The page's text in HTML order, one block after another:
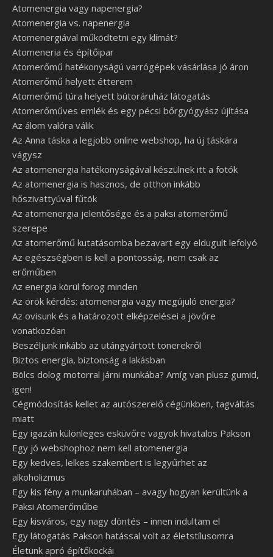
Atomenergia vagy napenergia?
Atomenergia vs. napenergia
Atomenergiával működtetni egy klímát?
Atomeneria és építőipar
Atomerőmű hatékonyságú varrógépek vásárlása jó áron
Atomerőmű helyett étterem
Atomerőmű túra helyett bútoráruház látogatás
Atomerőműves emlék és egy pécsi bőrgyógyász újítása
Az álom valóra válik
Az Anna táska a legjobb online webshop, ha új táskára
vágysz
Az atomenergia hatékonyságával készülnek itt a fotók
Az atomenergia is hasznos, de otthon inkább
hőszivattyúval fűtök
Az atomenergia jelentősége és a paksi atomerőmű
szerepe
Az atomerőmű kutatásomba bezavart egy eldugult lefolyó
Az egészségben is kell a pontosság, nem csak az
erőműben
Az energia körül forog minden
Az örök kérdés: atomenergia vagy megújuló energia?
Az ovisunk és a határozott elképzelései a jövőre
vonatkozóan
Beszéljünk inkább az utángyártott tonerekről
Biztos energia, biztonság a lakásban
Bölcs dolog motorral járni munkába? Amíg van plusz gumid,
igen!
Cégmódosítás kellet az autószerelő cégünkben, tagváltás
miatt
Egy igazán különleges esküvőre vagyok hivatalos Pakson
Egy jó webshophoz nem kell atomenergia
Egy kedves, lelkes szakembert is legyűrhet az
alkoholizmus
Egy kis fény a munkaruhában – avagy hogyan kerültünk a
Paksi Atomerőműbe
Egy kisváros, egy nagy döntés – innen indultam el
Egy látogatás Pakson hatással volt az életstílusomra
Életünk apró építőkockái